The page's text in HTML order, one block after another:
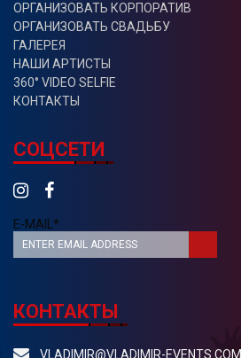
ОРГАНИЗОВАТЬ КОРПОРАТИВ
ОРГАНИЗОВАТЬ СВАДЬБУ
ГАЛЕРЕЯ
НАШИ АРТИСТЫ
360° VIDEO SELFIE
КОНТАКТЫ
СОЦСЕТИ
E-MAIL*
КОНТАКТЫ
VLADIMIR@VLADIMIR-EVENTS.COM